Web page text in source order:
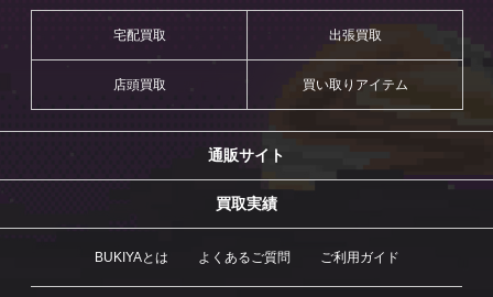
宅配買取 出張買取
店頭買取 買い取りアイテム
通販サイト
買取実績
BUKIYAとは よくあるご質問 ご利用ガイド